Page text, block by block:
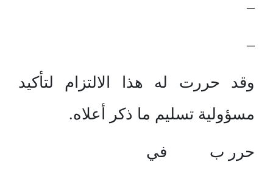
–
–
وقد حررت له هذا الالتزام لتأكيد
مسؤولية تسليم ما ذكر أعلاه.
حرر ب في